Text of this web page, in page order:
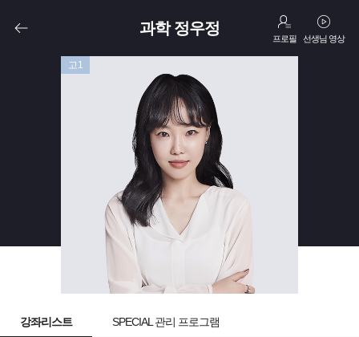
과학 정우정
프로필 선생님 영상
고1
강좌리스트 SPECIAL 관리 프로그램